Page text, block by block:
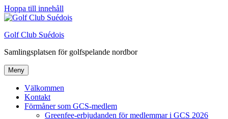
Hoppa till innehåll
Golf Club Suédois
Samlingsplatsen för golfspelande nordbor
Meny
Välkommen
Kontakt
Förmåner som GCS-medlem
Greenfee-erbjudanden för medlemmar i GCS 2026